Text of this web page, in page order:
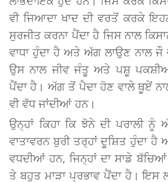
ਵੀ ਜਿਆਦਾ ਖਾਦ ਦੀ ਵਰਤੋਂ ਕਰਕੇ
ਸੁਰਜੀਤ ਕਰਨਾ ਪੈਂਦਾ ਹੈ ਜਿਸ ਨਾਲ
ਵਾਧਾ ਹੁੰਦਾ ਹੈ ਅਤੇ ਅੱਗ ਲਾਉਣ ਨਾਲ ਜੌ
ਉਸ ਨਾਲ ਜੀਵ ਜੰਤੂ ਅਤੇ ਪਸ਼ੂ
ਪੈਂਦਾ ਹੈ। ਅੱਗ ਤੋਂ ਪੈਦਾ ਹੋਣ ਵਾਲੇ ਥੂਏਂ
ਵੀ ਵੱਧ ਜਾਂਦੀਆਂ ਹਨ।
ਉਨ੍ਹਾਂ ਕਿਹਾ ਕਿ ਝੋਨੇ ਦੀ ਪਰਾਲੀ ਨੂੰ
ਵਾਤਾਵਰਨ ਬੁਰੀ ਤਰ੍ਹਾਂ ਦੂਸ਼ਿਤ ਹੁੰਦਾ
ਵਧਦੀਆਂ ਹਨ, ਜਿਨ੍ਹਾਂ ਦਾ ਸਾਡੇ
ਤੇ ਬਹੁਤ ਮਾੜਾ ਪ੍ਰਭਾਵ ਪੈਂਦਾ ਹੈ।